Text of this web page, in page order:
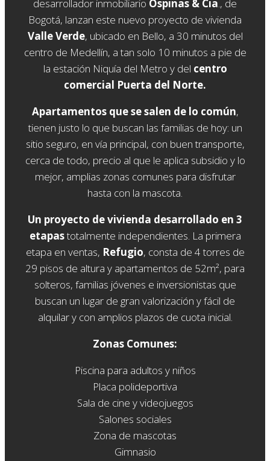
desarrollador inmobiliario Ospinas & Cia., de
Bogotá, lanzan este nuevo proyecto de vivienda
Valle Verde, ubicado en Bello, a 30 minutos del
centro de Medellín, a tan solo 10 minutos a pie de
la estación Niquía del Metro y del centro
comercial Puerta del Norte.
Apartamentos que se salen de lo común,
tienen justo lo que buscan las familias de hoy: un
sitio seguro, en vía principal, con buen transporte,
cerca de todo, precio al que le aplica subsidio y lo
mejor, amplias zonas comunes para disfrutar
hasta con la mascota.
Un proyecto de vivienda desarrollado en 3
etapastotalmente independientes. La primera
etapa en ventas, Refugio, consta de 4 torres de
29 pisos de altura y apartamentos de 52m², para
solteros, familias jóvenes e inversionistas que
buscan un lugar de gran valorización y fácil de
alquilar y con amplios plazos de cuota inicial.
Zonas Comunes:
Piscina para adultos y niños
Placa polideportiva
Sala de cine y videojuegos
Salones sociales
Zona de mascotas
Gimnasio